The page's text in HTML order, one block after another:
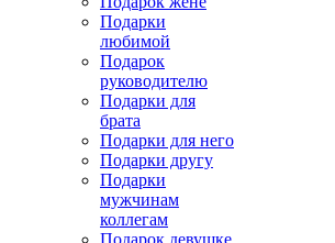
Подарки
любимой
Подарок
руководителю
Подарки для
брата
Подарки для него
Подарки другу
Подарки
мужчинам
коллегам
Подарок девушке